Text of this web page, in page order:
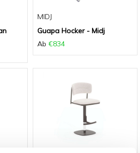
MIDJ
Guapa Hocker - Midj
Ab €834